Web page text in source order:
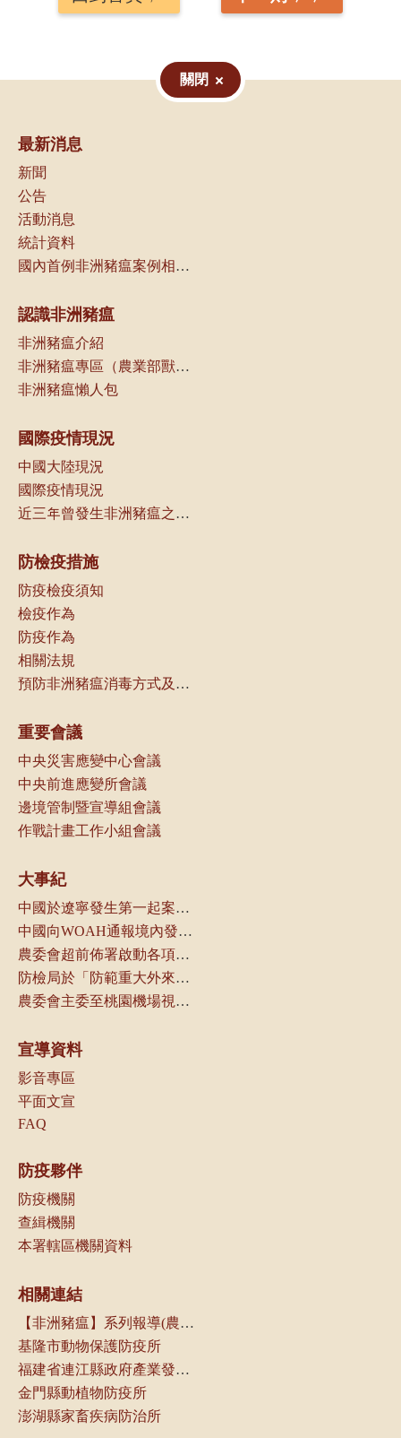
關閉
最新消息
新聞
公告
活動消息
統計資料
國內首例非洲豬瘟案例相關資訊
認識非洲豬瘟
非洲豬瘟介紹
非洲豬瘟專區（農業部獸醫研究所）
非洲豬瘟懶人包
國際疫情現況
中國大陸現況
國際疫情現況
近三年曾發生非洲豬瘟之國家（地區）一覽
防檢疫措施
防疫檢疫須知
檢疫作為
防疫作為
相關法規
預防非洲豬瘟消毒方式及可選用消毒劑種類
重要會議
中央災害應變中心會議
中央前進應變所會議
邊境管制暨宣導組會議
作戰計畫工作小組會議
大事紀
中國於遼寧發生第一起案例，本局立即通知動物防疫機關及產業團體
中國向WOAH通報境內發生非洲豬瘟
農委會超前佈署啟動各項防疫管控措施
防檢局於「防範重大外來豬病產業座談會議」中，請養豬產業及相關業者配合各項管制措施，以防堵本病傳入我國
農委會主委至桃園機場視察邊境管制作業
宣導資料
影音專區
平面文宣
FAQ
防疫夥伴
防疫機關
查緝機關
本署轄區機關資料
相關連結
【非洲豬瘟】系列報導(農傳媒)
基隆市動物保護防疫所
福建省連江縣政府產業發展處
金門縣動植物防疫所
澎湖縣家畜疾病防治所